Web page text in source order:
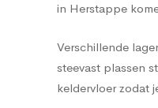
in Herstappe
Verschillende
steevast plassen
keldervloer zodat